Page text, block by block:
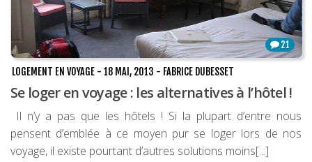
21
LOGEMENT EN VOYAGE - 18 MAI, 2013 - FABRICE DUBESSET
Se loger en voyage : les alternatives à l’hôtel !
Il n’y a pas que les hôtels ! Si la plupart d’entre nous
pensent d’emblée à ce moyen pur se loger lors de nos
voyage, il existe pourtant d’autres solutions moins[...]